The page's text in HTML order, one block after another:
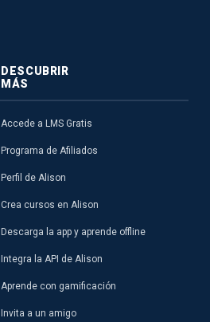
DESCUBRIR
MÁS
Accede a LMS Gratis
Programa de Afiliados
Perfil de Alison
Crea cursos en Alison
Descarga la app y aprende offline
Integra la API de Alison
Aprende con gamificación
Invita a un amigo